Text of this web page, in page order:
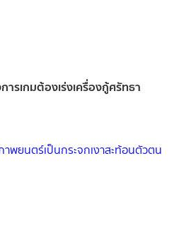
รเกมต้องเร่งเครื่องกู้ศรัทธา